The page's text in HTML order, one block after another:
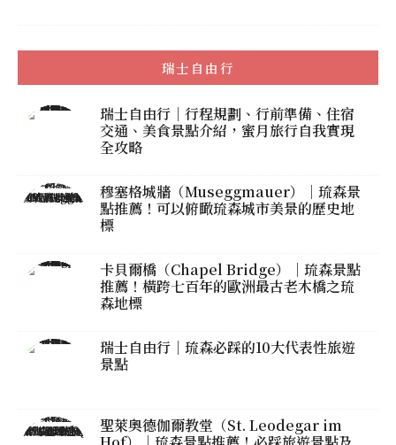
瑞士自由行
瑞士自由行｜行程規劃、行前準備、住宿
交通、美食景點介紹，蜜月旅行自我實現
全攻略
穆塞格城牆（Museggmauer）｜琉森景
點推薦！可以俯瞰琉森城市美景的歷史地
標
卡貝爾橋（Chapel Bridge）｜琉森景點
推薦！橫跨七百年的歐洲最古老木橋之琉
森地標
瑞士自由行｜琉森必踩的10大代表性旅遊
景點
聖萊奧德伽爾教堂（St. Leodegar im